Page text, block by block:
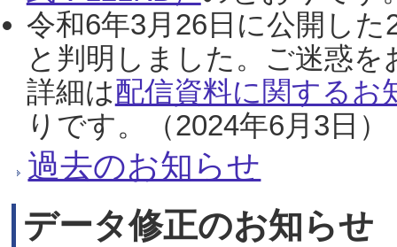
令和6年3月26日に公開し
と判明しました。ご迷惑
詳細は配信資料に関するお
りです。（2024年6月3日）
過去のお知らせ
データ修正のお知らせ